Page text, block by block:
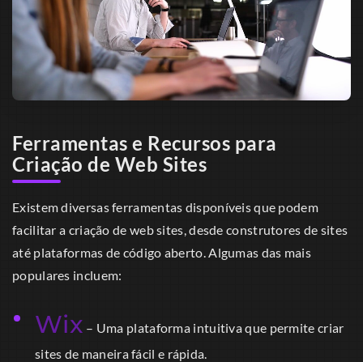
Ferramentas e Recursos para
Criação de Web Sites
Existem diversas ferramentas disponíveis que podem
facilitar a criação de web sites, desde construtores de sites
até plataformas de código aberto. Algumas das mais
populares incluem:
Wix – Uma plataforma intuitiva que permite criar
sites de maneira fácil e rápida.